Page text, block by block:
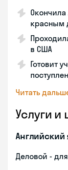
красным
в США
Готовит
Читать
Услуги и
Английский
Деловой -